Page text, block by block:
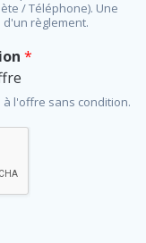
/ Téléphone). Une
règlement.
*
à l'offre sans condition.